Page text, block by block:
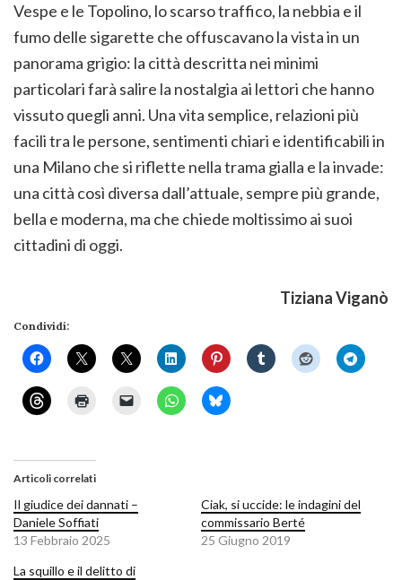
Vespe e le Topolino, lo scarso traffico, la nebbia e il
fumo delle sigarette che offuscavano la vista in un
panorama grigio: la città descritta nei minimi
particolari farà salire la nostalgia ai lettori che hanno
vissuto quegli anni. Una vita semplice, relazioni più
facili tra le persone, sentimenti chiari e identificabili in
una Milano che si riflette nella trama gialla e la invade:
una città così diversa dall’attuale, sempre più grande,
bella e moderna, ma che chiede moltissimo ai suoi
cittadini di oggi.
Tiziana Viganò
Condividi:
Articoli correlati
Il giudice dei dannati –
Daniele Soffiati
13 Febbraio 2025
Ciak, si uccide: le indagini del
commissario Berté
25 Giugno 2019
La squillo e il delitto di